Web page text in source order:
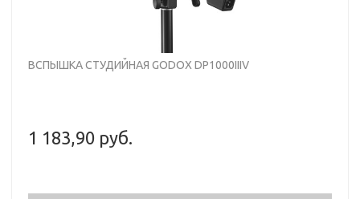
ВСПЫШКА СТУДИЙНАЯ GODOX DP1000IIIV
1 183,90 руб.